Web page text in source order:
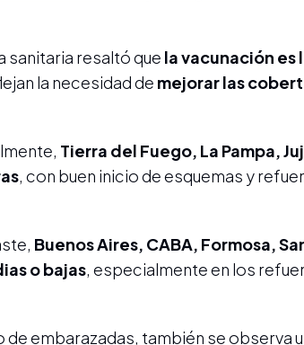
sanitaria resaltó que la vacunación
la necesidad de mejorar las
Tierra del Fuego, La Pampa,
, con buen inicio de esquemas y
Buenos Aires, CABA, Formosa,
o bajas, especialmente en los
de embarazadas, también se observa